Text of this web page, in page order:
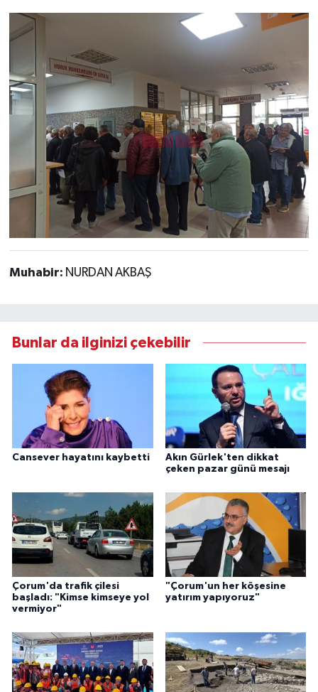
Muhabir: NURDAN AKBAŞ
Bunlar da ilginizi çekebilir
Cansever hayatını kaybetti
Akın Gürlek'ten dikkat
çeken pazar günü mesajı
Çorum'da trafik çilesi
başladı: "Kimse kimseye yol
vermiyor"
"Çorum'un her köşesine
yatırım yapıyoruz"